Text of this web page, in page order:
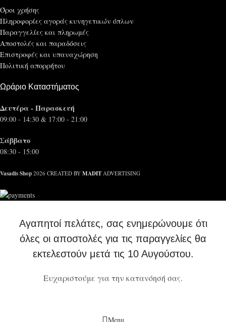
Όροι χρήσης
Πληροφορίες αγοράς κυνηγετικών όπλων
Παραγγελίες και πληρωμές
Αποστολές και παραδόσεις
Επιστροφές και υπαναχώρηση
Πολιτική απορρήτου
Ωράριο Καταστήματος
Δευτέρα - Παρασκευή
09:00 - 14:30 & 17:00 - 21:00
Σάββατο
08:30 - 15:00
Vasadis Shop 2026 CREATED BY MADIT ADVERTISING
Αγαπητοί πελάτες, σας ενημερώνουμε ότι
όλες οι αποστολές για τις παραγγελίες θα
εκτελεστούν μετά τις 10 Αυγούστου.
Ευχαριστούμε για την κατανόησή σας.
Menu